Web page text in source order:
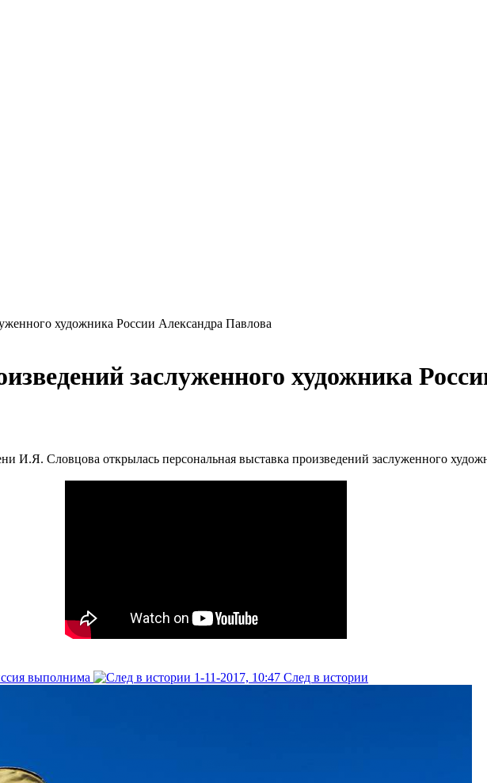
художника России Александра Павлова
заслуженного художника
И.Я. Словцова открылась персональная выставка произведений заслуженного
выполнима 1-11-2017, 10:47 След в истории